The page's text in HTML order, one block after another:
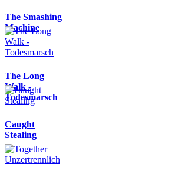
The Smashing
Machine
The Long
Walk -
Todesmarsch
Caught
Stealing